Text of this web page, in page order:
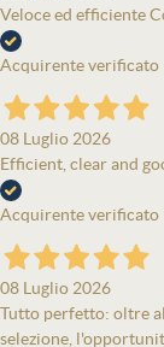
Veloce ed efficiente
Acquirente verificato
08 Luglio 2026
Efficient, clear and
Acquirente verificato
08 Luglio 2026
Tutto perfetto: oltre
selezione,